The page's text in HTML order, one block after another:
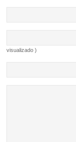
visualizado )